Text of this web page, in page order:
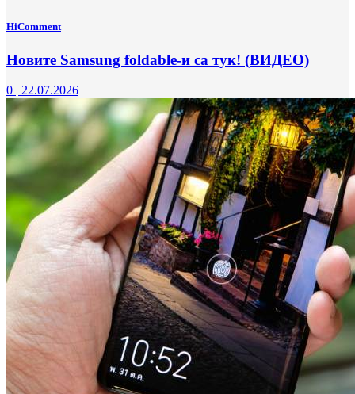
HiComment
Новите Samsung foldable-и са тук! (ВИДЕО)
0 | 22.07.2026